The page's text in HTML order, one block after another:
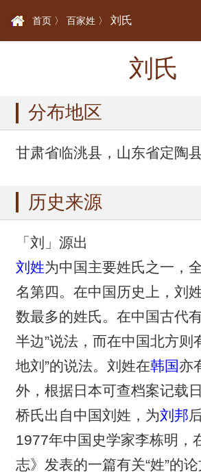
首页 〉 百家姓 〉 刘氏
刘氏
分布地区
甘肃省临洮县，山东省定陶
历史来源
「刘」源出
刘姓为中国主要姓氏之一，
名第四。在中国历史上，刘
数最多的姓氏。在中国古代
半边”说法，而在中国北方则
地刘”的说法。刘姓在韩国亦
外，根据日本可查档案记载
桥氏出自中国刘姓，为刘邦
1977年中国史学家李栋明，
志》发表的一篇有关“姓”的